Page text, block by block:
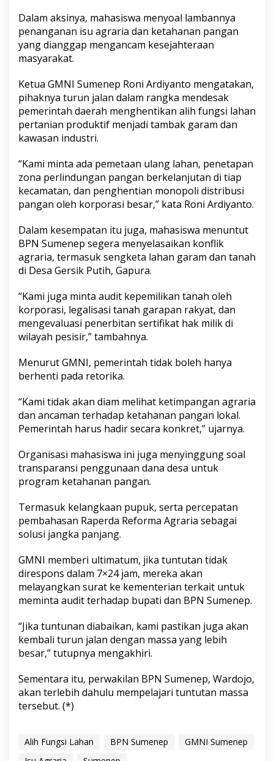
n
i
a
Dalam aksinya, mahasiswa menyoal lambannya
penanganan isu agraria dan ketahanan pangan
yang dianggap mengancam kesejahteraan
masyarakat.
Ketua GMNI Sumenep Roni Ardiyanto mengatakan,
pihaknya turun jalan dalam rangka mendesak
pemerintah daerah menghentikan alih fungsi lahan
pertanian produktif menjadi tambak garam dan
kawasan industri.
“Kami minta ada pemetaan ulang lahan, penetapan
zona perlindungan pangan berkelanjutan di tiap
kecamatan, dan penghentian monopoli distribusi
pangan oleh korporasi besar,” kata Roni Ardiyanto.
Dalam kesempatan itu juga, mahasiswa menuntut
BPN Sumenep segera menyelasaikan konflik
agraria, termasuk sengketa lahan garam dan tanah
di Desa Gersik Putih, Gapura.
“Kami juga minta audit kepemilikan tanah oleh
korporasi, legalisasi tanah garapan rakyat, dan
mengevaluasi penerbitan sertifikat hak milik di
wilayah pesisir,” tambahnya.
Menurut GMNI, pemerintah tidak boleh hanya
berhenti pada retorika.
“Kami tidak akan diam melihat ketimpangan agraria
dan ancaman terhadap ketahanan pangan lokal.
Pemerintah harus hadir secara konkret,” ujarnya.
Organisasi mahasiswa ini juga menyinggung soal
transparansi penggunaan dana desa untuk
program ketahanan pangan.
Termasuk kelangkaan pupuk, serta percepatan
pembahasan Raperda Reforma Agraria sebagai
solusi jangka panjang.
GMNI memberi ultimatum, jika tuntutan tidak
direspons dalam 7×24 jam, mereka akan
melayangkan surat ke kementerian terkait untuk
meminta audit terhadap bupati dan BPN Sumenep.
“Jika tuntunan diabaikan, kami pastikan juga akan
kembali turun jalan dengan massa yang lebih
besar,” tutupnya mengakhiri.
Sementara itu, perwakilan BPN Sumenep, Wardojo,
akan terlebih dahulu mempelajari tuntutan massa
tersebut. (*)
Alih Fungsi Lahan BPN Sumenep
GMNI Sumenep